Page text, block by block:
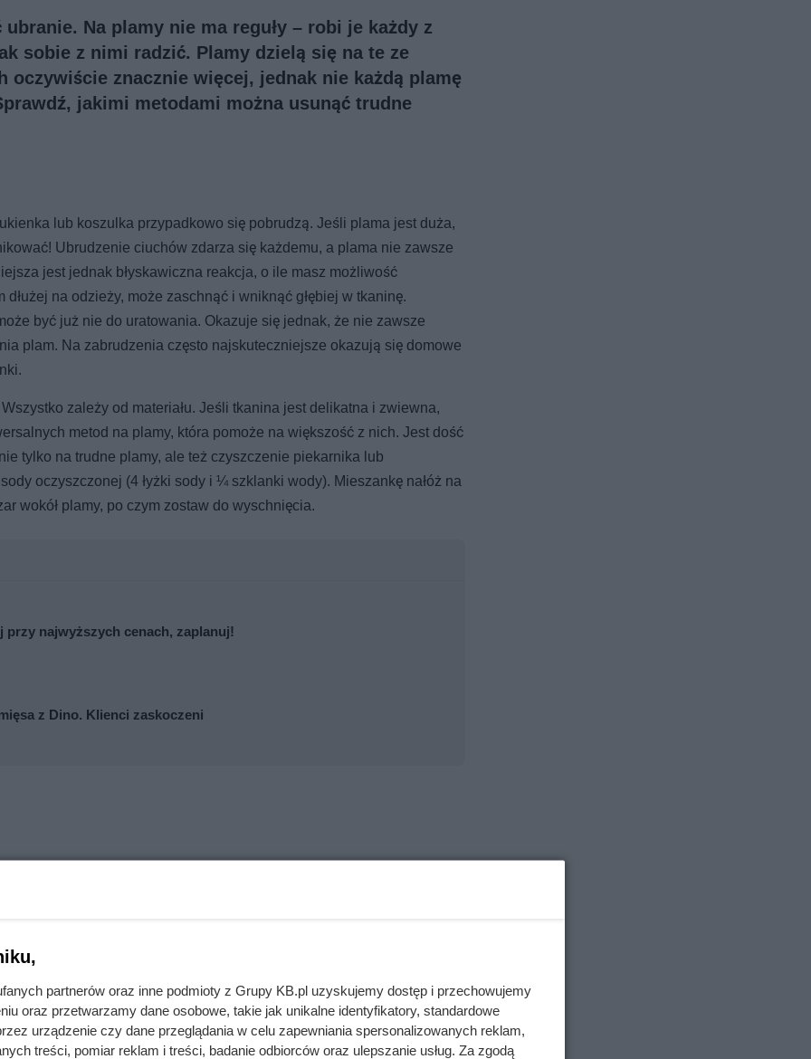
Na plamy nie ma reguły – robi je każdy z
sobie z nimi radzić. Plamy dzielą się na te ze
oczywiście znacznie więcej, jednak nie każdą plamę
jakimi metodami można usunąć trudne
lub koszulka przypadkowo się pobrudzą. Jeśli plama jest duża,
Ubrudzenie ciuchów zdarza się każdemu, a plama nie zawsze
jest jednak błyskawiczna reakcja, o ile masz możliwość
na odzieży, może zaschnąć i wniknąć głębiej w tkaninę.
być już nie do uratowania. Okazuje się jednak, że nie zawsze
plam. Na zabrudzenia często najskuteczniejsze okazują się domowe
zależy od materiału. Jeśli tkanina jest delikatna i zwiewna,
metod na plamy, która pomoże na większość z nich. Jest dość
tylko na trudne plamy, ale też czyszczenie piekarnika lub
oczyszczonej (4 łyżki sody i ¼ szklanki wody). Mieszankę nałóż na
wokół plamy, po czym zostaw do wyschnięcia.
przy najwyższych cenach, zaplanuj!
z Dino. Klienci zaskoczeni
partnerów oraz inne podmioty z Grupy KB.pl uzyskujemy dostęp i przechowujemy
oraz przetwarzamy dane osobowe, takie jak unikalne identyfikatory, standardowe
urządzenie czy dane przeglądania w celu zapewniania spersonalizowanych reklam,
treści, pomiar reklam i treści, badanie odbiorców oraz ulepszanie usług. Za zgodą